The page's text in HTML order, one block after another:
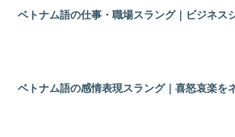
ベトナム語の仕事・職場スラング｜ビジネス
ベトナム語の感情表現スラング｜喜怒哀楽を